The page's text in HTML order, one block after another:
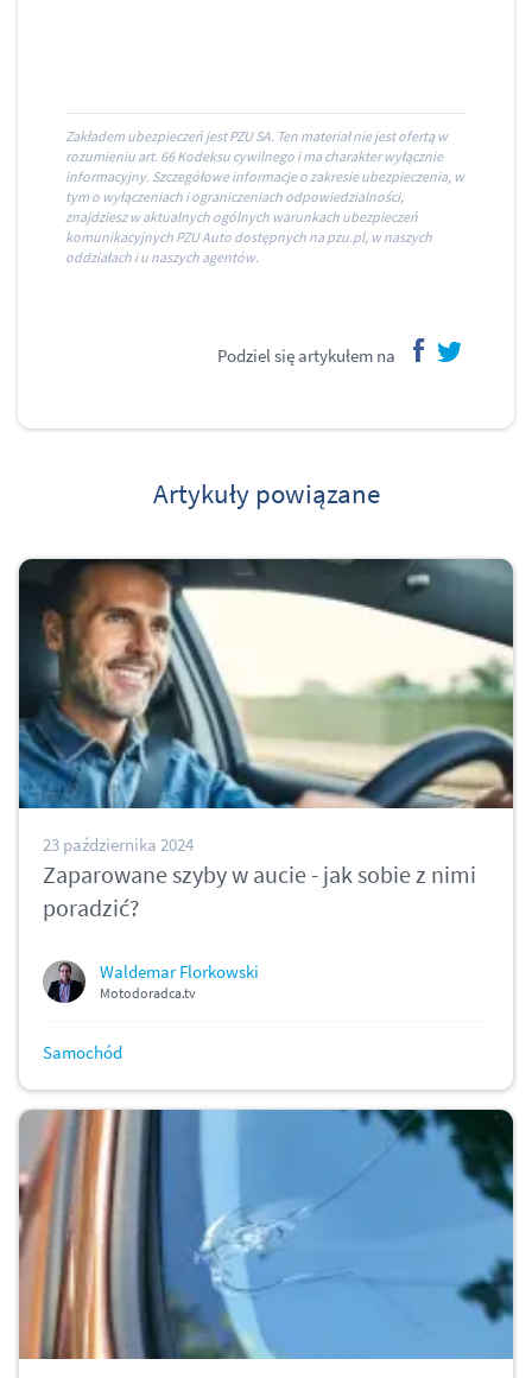
Zakładem ubezpieczeń jest PZU SA. Ten materiał nie jest ofertą w
rozumieniu art. 66 Kodeksu cywilnego i ma charakter wyłącznie
informacyjny. Szczegółowe informacje o zakresie ubezpieczenia, w
tym o wyłączeniach i ograniczeniach odpowiedzialności,
znajdziesz w aktualnych ogólnych warunkach ubezpieczeń
komunikacyjnych PZU Auto dostępnych na pzu.pl, w naszych
oddziałach i u naszych agentów.
Podziel się artykułem na
Artykuły powiązane
23 października 2024
Zaparowane szyby w aucie - jak sobie z nimi
poradzić?
Waldemar Florkowski
Motodoradca.tv
Samochód